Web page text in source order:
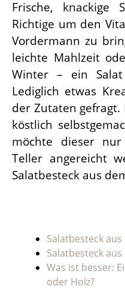
Frische, knackige
Richtige um den
Vordermann zu
leichte Mahlzeit
Winter – ein
Lediglich etwas
der Zutaten gefragt.
köstlich
möchte dieser
Teller angereicht
Salatbesteck aus
Salatbesteck
Salatbesteck aus
Was ist besser:
oder Holz?